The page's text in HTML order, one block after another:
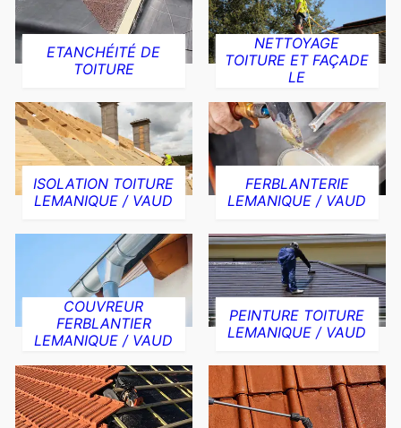
ETANCHÉITÉ DE
TOITURE
NETTOYAGE
TOITURE ET FAÇADE
LE
ISOLATION TOITURE
LEMANIQUE / VAUD
FERBLANTERIE
LEMANIQUE / VAUD
COUVREUR
FERBLANTIER
LEMANIQUE / VAUD
PEINTURE TOITURE
LEMANIQUE / VAUD